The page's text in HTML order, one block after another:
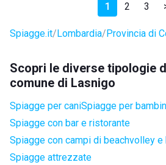
1 2 3
Spiagge.it Lombardia Provincia di
Scopri le diverse tipologie
comune di Lasnigo
Spiagge per caniSpiagge per
Spiagge con bar e ristorante
Spiagge con campi di beachvolley
Spiagge attrezzate